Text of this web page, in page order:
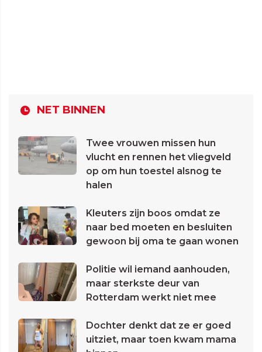
NET BINNEN
Twee vrouwen missen hun
vlucht en rennen het vliegveld
op om hun toestel alsnog te
halen
Kleuters zijn boos omdat ze
naar bed moeten en besluiten
gewoon bij oma te gaan wonen
Politie wil iemand aanhouden,
maar sterkste deur van
Rotterdam werkt niet mee
Dochter denkt dat ze er goed
uitziet, maar toen kwam mama